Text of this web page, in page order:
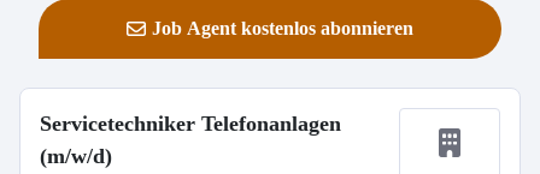
Job Agent kostenlos abonnieren
Servicetechniker Telefonanlagen
(m/w/d)